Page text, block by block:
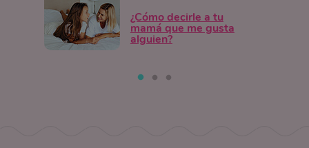
¿Cómo decirle a tu
mamá que me gusta
alguien?